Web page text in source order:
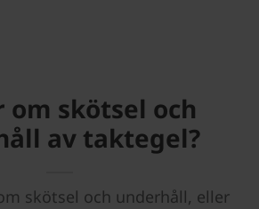
om skötsel och
av taktegel?
skötsel och underhåll, eller